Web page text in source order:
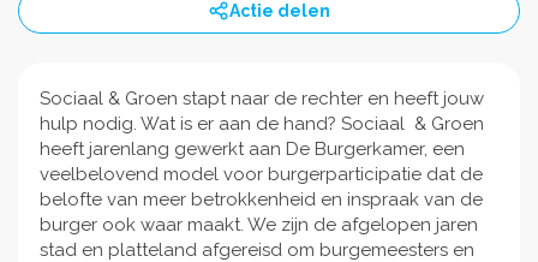
Actie delen
Sociaal & Groen stapt naar de rechter en heeft jouw
hulp nodig. Wat is er aan de hand? Sociaal & Groen
heeft jarenlang gewerkt aan De Burgerkamer, een
veelbelovend model voor burgerparticipatie dat de
belofte van meer betrokkenheid en inspraak van de
burger ook waar maakt. We zijn de afgelopen jaren
stad en platteland afgereisd om burgemeesters en